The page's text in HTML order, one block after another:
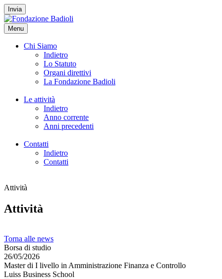
Invia
Menu
Chi Siamo
Indietro
Lo Statuto
Organi direttivi
La Fondazione Badioli
Le attività
Indietro
Anno corrente
Anni precedenti
Contatti
Indietro
Contatti
Attività
Attività
Torna alle news
Borsa di studio
26/05/2026
Master di I livello in Amministrazione Finanza e Controllo
Luiss Business School